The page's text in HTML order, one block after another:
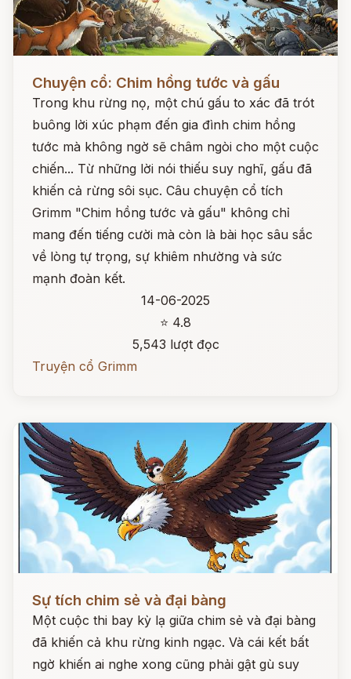
Chuyện cổ: Chim hồng tước và gấu
Trong khu rừng nọ, một chú gấu to xác đã trót
buông lời xúc phạm đến gia đình chim hồng
tước mà không ngờ sẽ châm ngòi cho một cuộc
chiến... Từ những lời nói thiếu suy nghĩ, gấu đã
khiến cả rừng sôi sục. Câu chuyện cổ tích
Grimm "Chim hồng tước và gấu" không chỉ
mang đến tiếng cười mà còn là bài học sâu sắc
về lòng tự trọng, sự khiêm nhường và sức
mạnh đoàn kết.
14-06-2025
⭐ 4.8
5,543 lượt đọc
Truyện cổ Grimm
Sự tích chim sẻ và đại bàng
Một cuộc thi bay kỳ lạ giữa chim sẻ và đại bàng
đã khiến cả khu rừng kinh ngạc. Và cái kết bất
ngờ khiến ai nghe xong cũng phải gật gù suy